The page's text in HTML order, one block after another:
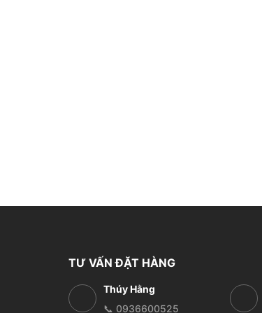
TƯ VẤN ĐẶT HÀNG
Thúy Hằng
📞 0936600525